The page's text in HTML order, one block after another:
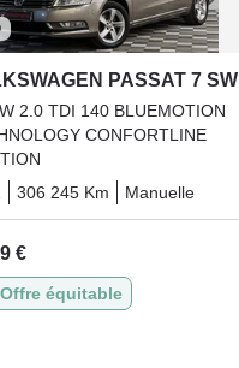
PASSAT 7 SW
2.0 TDI 140 BLUEMOTION
CONFORTLINE
306 245 Km Manuelle
€
Offre équitable